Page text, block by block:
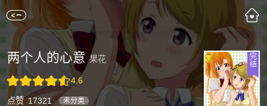
两个人的心意 果花
4.6
点赞 17321 未分类
完
结